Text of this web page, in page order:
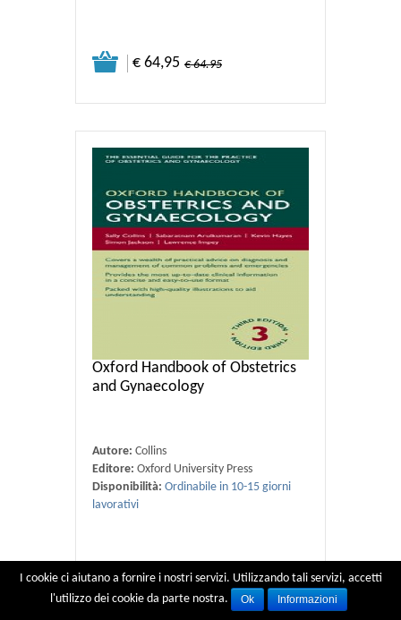
€ 64,95 € 64.95
Oxford Handbook of Obstetrics
and Gynaecology
Autore: Collins
Editore: Oxford University Press
Disponibilità: Ordinabile in 10-15 giorni
lavorativi
€ 38,95 € 41.00
I cookie ci aiutano a fornire i nostri servizi. Utilizzando tali servizi, accetti
l'utilizzo dei cookie da parte nostra.
Ok Informazioni